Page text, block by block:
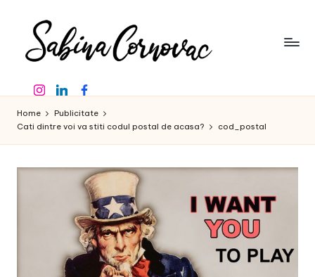
content
a
b
in
a
creator
de
conținut
de
ani
InstagramLinkedinFacebook
Home
Publicitate
Cati dintre voi va stiti codul postal de acasa?
cod_postal